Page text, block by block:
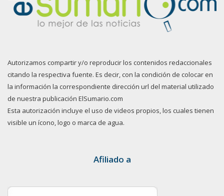
Autorizamos compartir y/o reproducir los contenidos redaccionales
citando la respectiva fuente. Es decir, con la condición de colocar en
la información la correspondiente dirección url del material utilizado
de nuestra publicación ElSumario.com
Esta autorización incluye el uso de videos propios, los cuales tienen
visible un ícono, logo o marca de agua.
Afiliado a